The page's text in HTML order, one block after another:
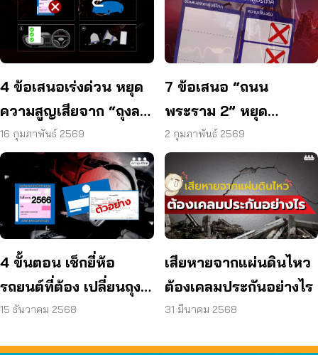
4 ข้อเสนอเร่งด่วน หยุด
ความสูญเสียจาก “ถุงลม
ทาคาตะ”
16 กุมภาพันธ์ 2569
7 ข้อเสนอ “ถนน
พระราม 2” หยุด
อุบัติเหตุ – เจ็บ – ตาย
2 กุมภาพันธ์ 2569
4 ขั้นตอน เช็กยี่ห้อ
รถยนต์ที่ต้อง เปลี่ยนถุง
ลมนิรภัย
15 ธันวาคม 2568
เสียหายจากแผ่นดินไหว
ต้องเคลมประกันอย่างไร
31 มีนาคม 2568